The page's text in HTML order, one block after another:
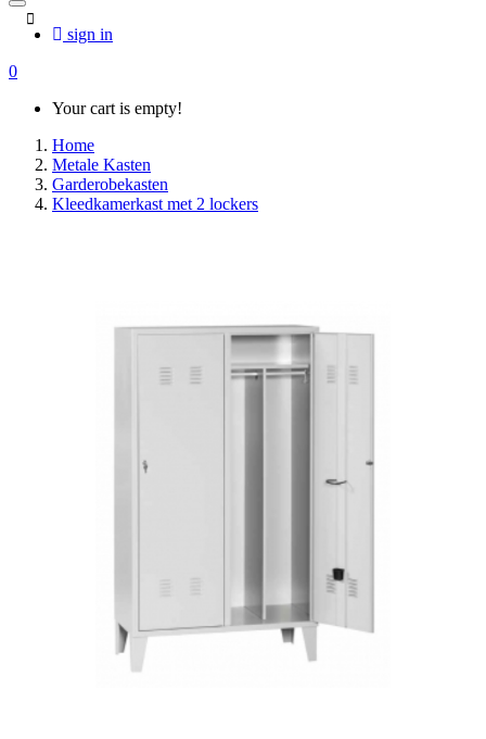
sign in
0
Your cart is empty!
Home
Metale Kasten
Garderobekasten
Kleedkamerkast met 2 lockers